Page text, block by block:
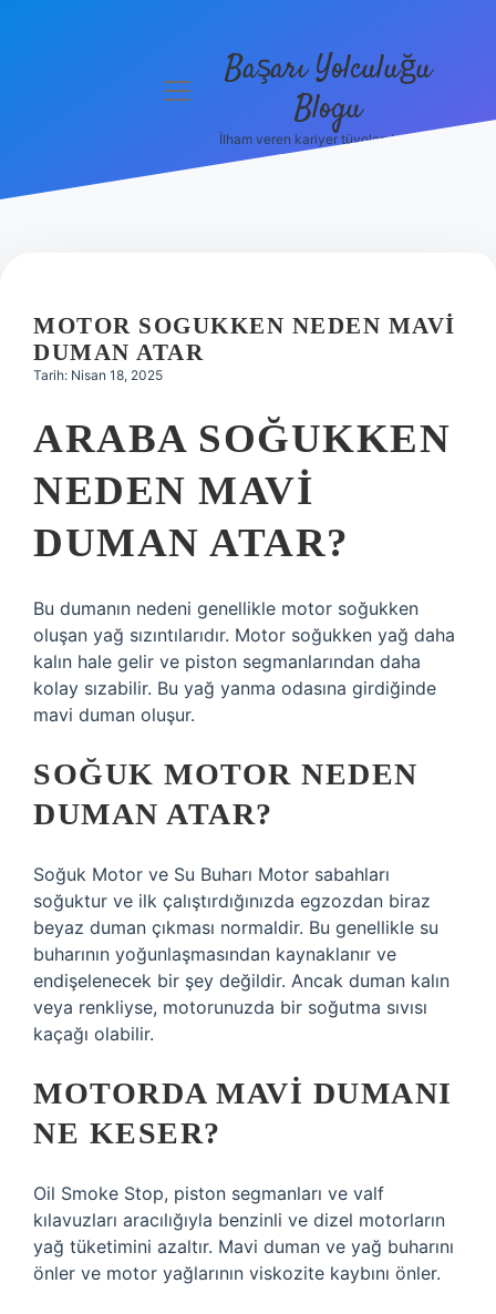
Hakkımızda
menüyüBaşarı Yolculuğu
Blogu
İlham veren kariyer tüyoları burada!
MOTOR SOGUKKEN NEDEN MAVI
DUMAN ATAR
Tarih: Nisan 18, 2025
ARABA SOĞUKKEN
NEDEN MAVI
DUMAN ATAR?
Bu dumanın nedeni genellikle motor soğukken
oluşan yağ sızıntılarıdır. Motor soğukken yağ daha
kalın hale gelir ve piston segmanlarından daha
kolay sızabilir. Bu yağ yanma odasına girdiğinde
mavi duman oluşur.
SOĞUK MOTOR NEDEN
DUMAN ATAR?
Soğuk Motor ve Su Buharı Motor sabahları
soğuktur ve ilk çalıştırdığınızda egzozdan biraz
beyaz duman çıkması normaldir. Bu genellikle su
buharının yoğunlaşmasından kaynaklanır ve
endişelenecek bir şey değildir. Ancak duman kalın
veya renkliyse, motorunuzda bir soğutma sıvısı
kaçağı olabilir.
MOTORDA MAVI DUMANI
NE KESER?
Oil Smoke Stop, piston segmanları ve valf
kılavuzları aracılığıyla benzinli ve dizel motorların
yağ tüketimini azaltır. Mavi duman ve yağ buharını
önler ve motor yağlarının viskozite kaybını önler.